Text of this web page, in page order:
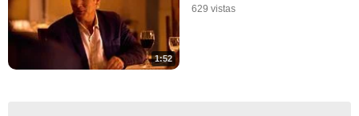
1:52
629 vistas